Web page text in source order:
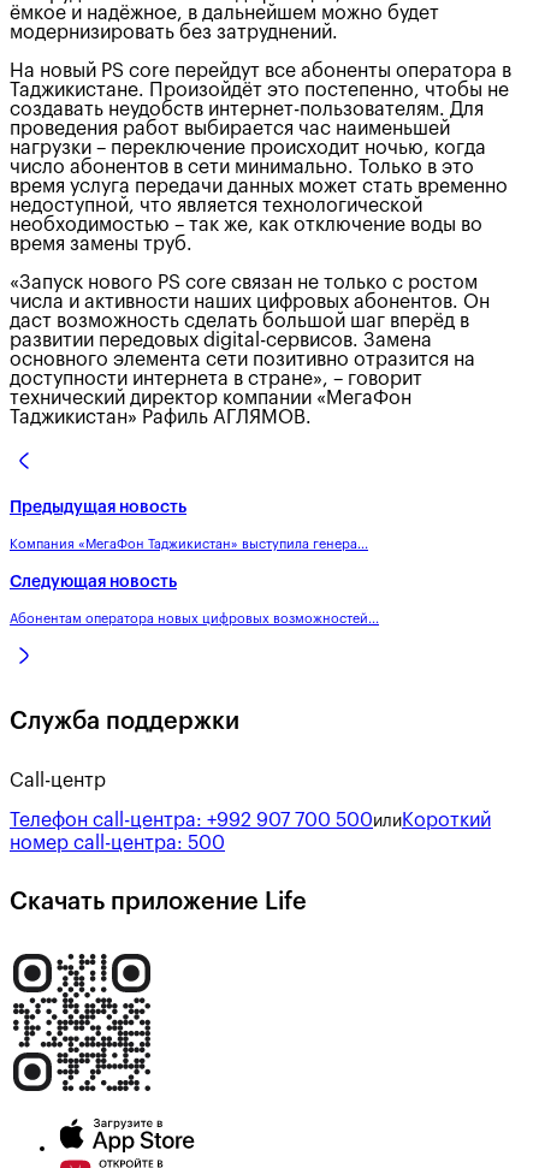
ёмкое и надёжное, в дальнейшем можно будет
модернизировать без затруднений.
На новый PS core перейдут все абоненты оператора в
Таджикистане. Произойдёт это постепенно, чтобы не
создавать неудобств интернет-пользователям. Для
проведения работ выбирается час наименьшей
нагрузки – переключение происходит ночью, когда
число абонентов в сети минимально. Только в это
время услуга передачи данных может стать временно
недоступной, что является технологической
необходимостью – так же, как отключение воды во
время замены труб.
«Запуск нового PS core связан не только с ростом
числа и активности наших цифровых абонентов. Он
даст возможность сделать большой шаг вперёд в
развитии передовых digital-сервисов. Замена
основного элемента сети позитивно отразится на
доступности интернета в стране», – говорит
технический директор компании «МегаФон
Таджикистан» Рафиль АГЛЯМОВ.
Предыдущая новость
Компания «МегаФон Таджикистан» выступила генера...
Следующая новость
Абонентам оператора новых цифровых возможностей...
Служба поддержки
Call-центр
Телефон call-центра: +992 907 700 500или Короткий
номер call-центра: 500
Скачать приложение Life